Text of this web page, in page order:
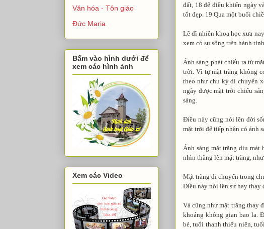
đất, 18 để điều khiển ngày
tốt đẹp. 19 Qua một buổi
Lẽ dĩ nhiên khoa học xưa
xem có sự sống trên hành
Ánh sáng phát chiếu ra từ
trời. Vì tự mặt trăng không
theo như chu kỳ di chuyển
ngày được mặt trời chiếu
sáng.
Điều này cũng nói lên đời
mặt trời để tiếp nhận có ánh
Ánh sáng mặt trăng dịu mát
nhìn thẳng lên mặt trăng,
Mặt trăng di chuyển trong
Điều này nói lên sự hay thay
Và cũng như mặt trăng thay
khoảng không gian bao la.
bé, tuổi thanh thiếu niên,
Văn hóa - Tôn giáo
Đức Maria
Bấm vào hình dưới để
xem các hình ảnh
Xem các Video